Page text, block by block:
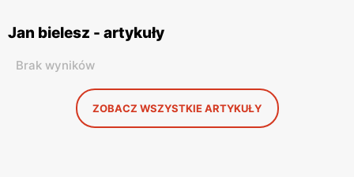
Jan bielesz - artykuły
Brak wyników
ZOBACZ WSZYSTKIE ARTYKUŁY